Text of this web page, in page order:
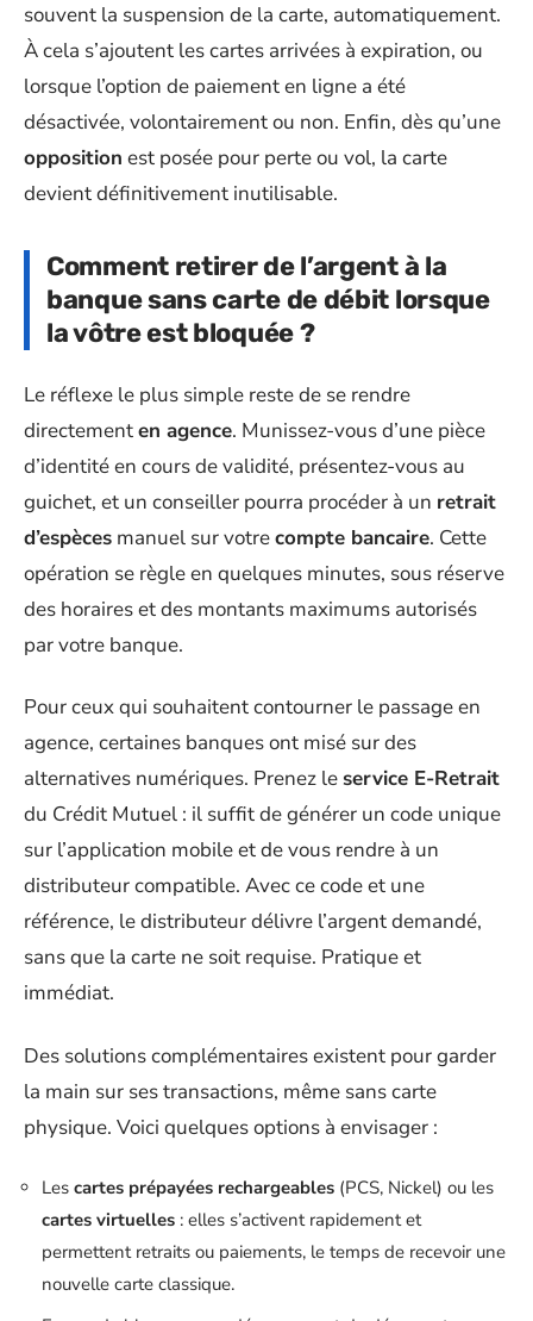
souvent la suspension de la carte, automatiquement.
À cela s’ajoutent les cartes arrivées à expiration, ou
lorsque l’option de paiement en ligne a été
désactivée, volontairement ou non. Enfin, dès qu’une
opposition est posée pour perte ou vol, la carte
devient définitivement inutilisable.
Comment retirer de l’argent à la
banque sans carte de débit lorsque
la vôtre est bloquée ?
Le réflexe le plus simple reste de se rendre
directementen agence. Munissez-vous d’une pièce
d’identité en cours de validité, présentez-vous au
guichet, et un conseiller pourra procéder à un retrait
d’espèces manuel sur votrecompte bancaire. Cette
opération se règle en quelques minutes, sous réserve
des horaires et des montants maximums autorisés
par votre banque.
Pour ceux qui souhaitent contourner le passage en
agence, certaines banques ont misé sur des
alternatives numériques. Prenez le service E-Retrait
du Crédit Mutuel : il suffit de générer un code unique
sur l’application mobile et de vous rendre à un
distributeur compatible. Avec ce code et une
référence, le distributeur délivre l’argent demandé,
sans que la carte ne soit requise. Pratique et
immédiat.
Des solutions complémentaires existent pour garder
la main sur ses transactions, même sans carte
physique. Voici quelques options à envisager :
Les cartes prépayées rechargeables (PCS, Nickel) ou les
cartes virtuelles : elles s’activent rapidement et
permettent retraits ou paiements, le temps de recevoir une
nouvelle carte classique.